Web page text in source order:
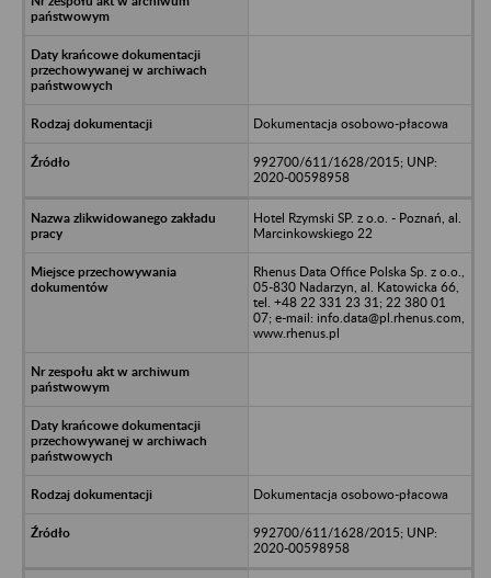
Dokumentacja osobowo-płacowa
992700/611/1628/2015; UNP:
2020-00598958
Hotel Rzymski SP. z o.o. - Poznań, al.
Marcinkowskiego 22
Rhenus Data Office Polska Sp. z o.o.,
05-830 Nadarzyn, al. Katowicka 66,
tel. +48 22 331 23 31; 22 380 01
07; e-mail: info.data@pl.rhenus.com,
www.rhenus.pl
Dokumentacja osobowo-płacowa
992700/611/1628/2015; UNP:
2020-00598958